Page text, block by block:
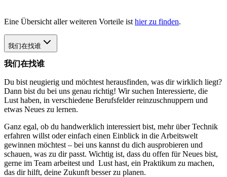
Eine Übersicht aller weiteren Vorteile ist hier zu finden.
我们在找谁
我们在找谁
Du bist neugierig und möchtest herausfinden, was dir wirklich liegt?
Dann bist du bei uns genau richtig! Wir suchen Interessierte, die
Lust haben, in verschiedene Berufsfelder reinzuschnuppern und
etwas Neues zu lernen.
Ganz egal, ob du handwerklich interessiert bist, mehr über Technik
erfahren willst oder einfach einen Einblick in die Arbeitswelt
gewinnen möchtest – bei uns kannst du dich ausprobieren und
schauen, was zu dir passt. Wichtig ist, dass du offen für Neues bist,
gerne im Team arbeitest und Lust hast, ein Praktikum zu machen,
das dir hilft, deine Zukunft besser zu planen.